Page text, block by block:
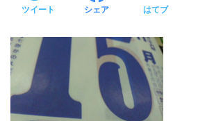
ツイート シェア はてブ